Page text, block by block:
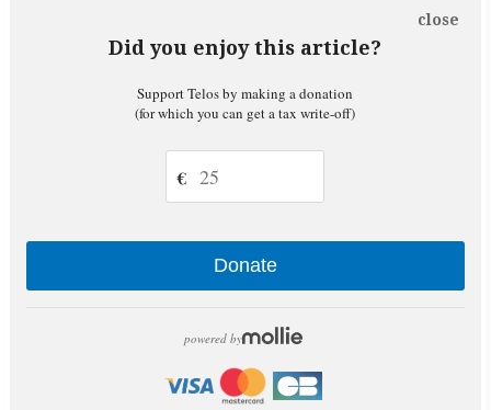
Did you enjoy this article?
close
Support Telos by making a donation
(for which you can get a tax write-off)
€
Donate
powered by